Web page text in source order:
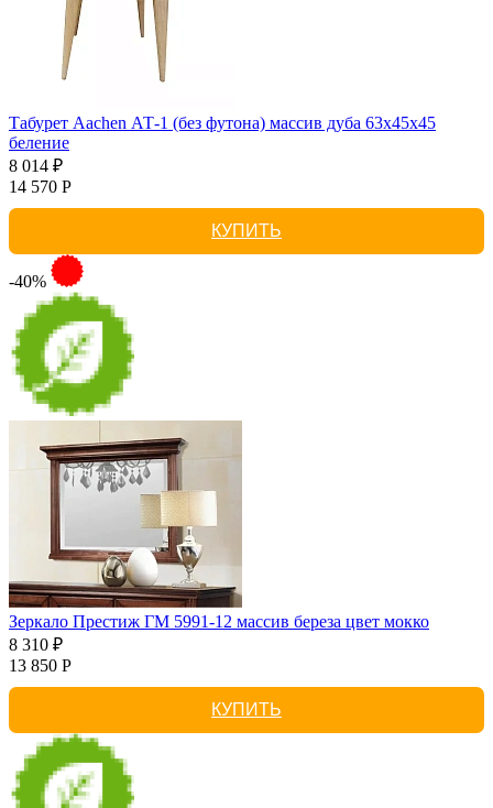
Табурет Aachen АТ-1 (без футона) массив дуба 63х45х45
беление
8 014 ₽
14 570 Р
КУПИТЬ
-40%
Зеркало Престиж ГМ 5991-12 массив береза цвет мокко
8 310 ₽
13 850 Р
КУПИТЬ